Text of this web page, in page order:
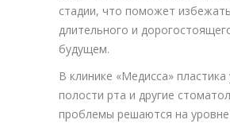
стадии, что поможет избежать
длительного и
будущем.
В клинике «Медисса» пластика
полости рта и другие
проблемы решаются на уровне